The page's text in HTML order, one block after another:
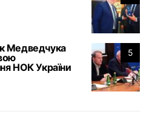
5
Медведчука
НОК України